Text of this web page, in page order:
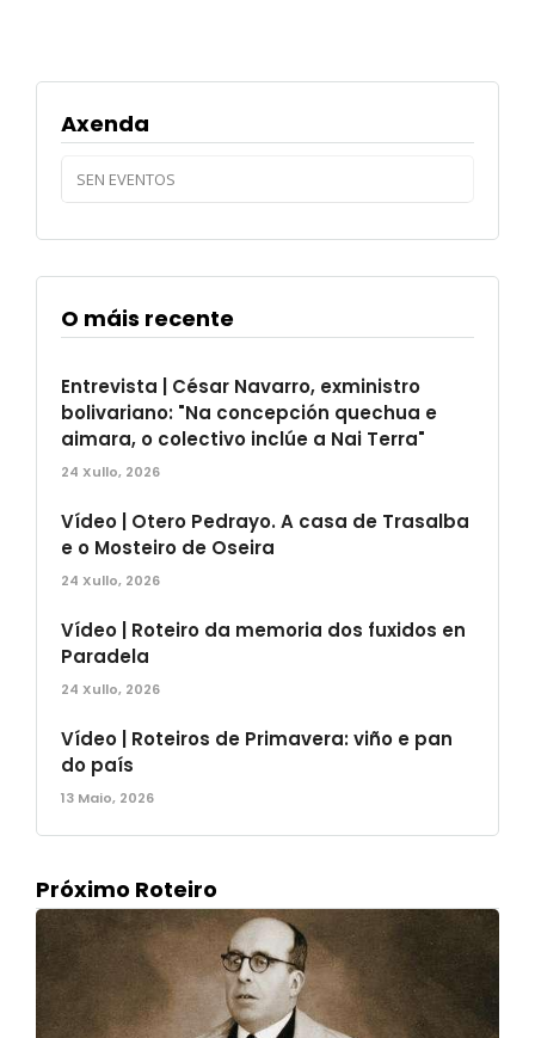
Axenda
SEN EVENTOS
O máis recente
Entrevista | César Navarro, exministro
bolivariano: "Na concepción quechua e
aimara, o colectivo inclúe a Nai Terra"
24 Xullo, 2026
Vídeo | Otero Pedrayo. A casa de Trasalba
e o Mosteiro de Oseira
24 Xullo, 2026
Vídeo | Roteiro da memoria dos fuxidos en
Paradela
24 Xullo, 2026
Vídeo | Roteiros de Primavera: viño e pan
do país
13 Maio, 2026
Próximo Roteiro